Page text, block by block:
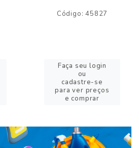
Código: 45827
Faça seu login
ou
cadastre-se
para ver preços
e comprar